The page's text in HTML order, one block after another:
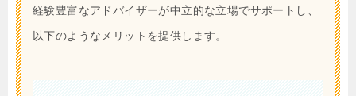
経験豊富なアドバイザーが中立的な立場でサポートし、
以下のようなメリットを提供します。